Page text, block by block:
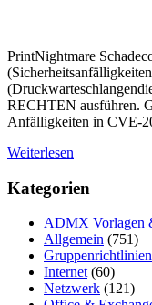
PrintNightmare
RECHTEN ausführen.
Anfälligkeiten in CVE-
Weiterlesen
Kategorien
ADMX Vorlagen
Allgemein (751)
Gruppenrichtlinien
Internet(60)
Netzwerk (121)